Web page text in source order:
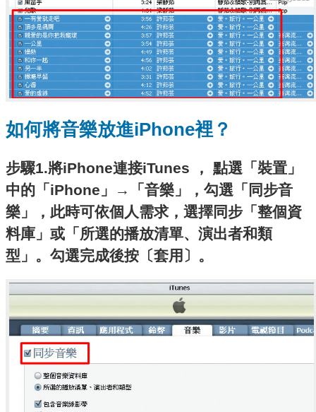
如何將音樂放進iPhone裡？
步驟1.將iPhone連接iTunes ， 點選「裝置」
中的「iPhone」→「音樂」，勾選「同步音
樂」，此時可依個人需求，選擇同步「整個資
料庫」或「所選的播放清單、演出者和類
型」。勾選完成後按〔套用〕。